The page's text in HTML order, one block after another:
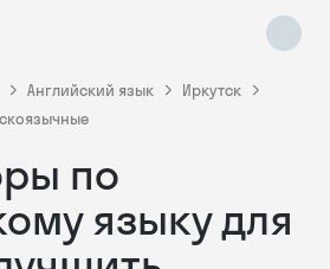
Английский язык
Иркутск
по
языку для